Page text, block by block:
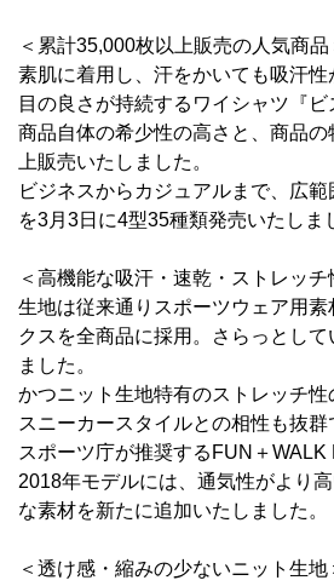
＜累計35,000枚以上販売の人気商品
素肌に着用し、汗をかいても吸汗
目の良さが持続するワイシャツ『
商品自体の希少性の高さと、商品
上販売いたしました。
ビジネスからカジュアルまで、広
を3月3日に4型35種類発売いたしま
＜高機能な吸汗・速乾・ストレッチ
生地は従来通りスポーツウェア用
クスを全商品に採用。さらっとし
ました。
かつニット生地特有のストレッチ
スニーカースタイルとの相性も抜群
スポーツ庁が推奨するFUN＋
2018年モデルには、通気性がより
な素材を新たに追加いたしました。
＜透け感・縮みの少ないニット生地